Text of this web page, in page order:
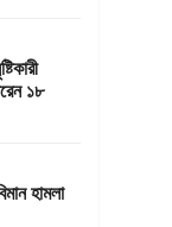
১৮
হামলা